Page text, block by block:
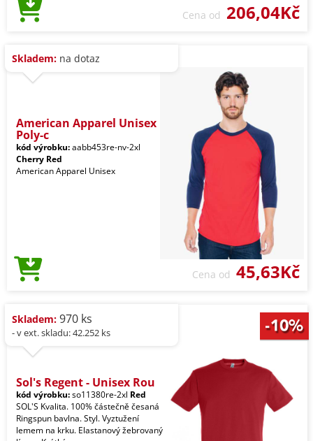
Cena od 206,04Kč
Skladem: na dotaz
American Apparel Unisex
Poly-c
kód výrobku:aabb453re-nv-2xl
Cherry Red
American Apparel Unisex
Cena od 45,63Kč
Skladem: 970 ks
- v ext. skladu: 42.252 ks
Sol's Regent - Unisex Rou
kód výrobku:so11380re-2xl Red
SOL'S Kvalita. 100% částečně česaná
Ringspun bavlna. Styl. Vyztužení
lemem na krku. Elastanový žebrovaný